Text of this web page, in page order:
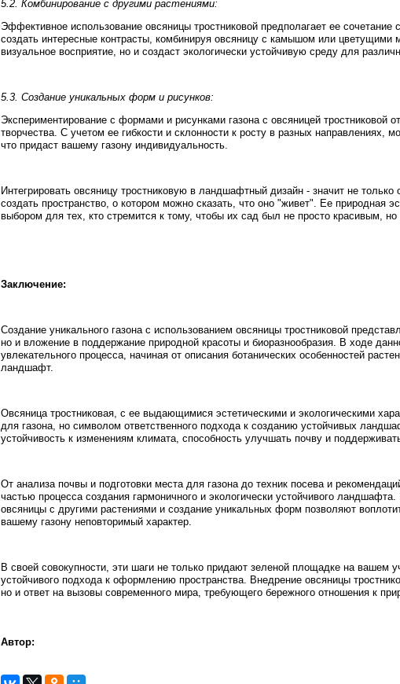
5.2. Комбинирование с другими растениями:
Эффективное использование овсяницы тростниковой предполагает ее
создать интересные контрасты, комбинируя овсяницу с камышом или цветущими
визуальное восприятие, но и создаст экологически устойчивую среду для
5.3. Создание уникальных форм и рисунков:
Экспериментирование с формами и рисунками газона с овсяницей тростниковой
творчества. С учетом ее гибкости и склонности к росту в разных направлениях,
что придаст вашему газону индивидуальность.
Интегрировать овсяницу тростниковую в ландшафтный дизайн - значит не только
создать пространство, о котором можно сказать, что оно "живет". Ее природная
выбором для тех, кто стремится к тому, чтобы их сад был не просто красивым,
Заключение:
Создание уникального газона с использованием овсяницы тростниковой
но и вложение в поддержание природной красоты и биоразнообразия. В ходе
увлекательного процесса, начиная от описания ботанических особенностей
ландшафт.
Овсяница тростниковая, с ее выдающимися эстетическими и экологическими
для газона, но символом ответственного подхода к созданию устойчивых
устойчивость к изменениям климата, способность улучшать почву и
От анализа почвы и подготовки места для газона до техник посева и
частью процесса создания гармоничного и экологически устойчивого
овсяницы с другими растениями и создание уникальных форм позволяют
вашему газону неповторимый характер.
В своей совокупности, эти шаги не только придают зеленой площадке на вашем
устойчивого подхода к оформлению пространства. Внедрение овсяницы
но и ответ на вызовы современного мира, требующего бережного отношения к
Автор: